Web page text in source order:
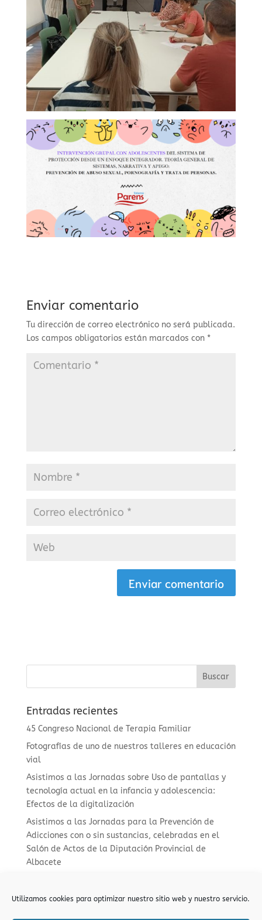
Utilizamos cookies para optimizar nuestro sitio web y nuestro servicio.
Enviar comentario
Tu dirección de correo electrónico no será publicada.
Los campos obligatorios están marcados con *
Entradas recientes
45 Congreso Nacional de Terapia Familiar
Fotografías de uno de nuestros talleres en educación
vial
Asistimos a las Jornadas sobre Uso de pantallas y
tecnología actual en la infancia y adolescencia:
Efectos de la digitalización
Asistimos a las Jornadas para la Prevención de
Adicciones con o sin sustancias, celebradas en el
Salón de Actos de la Diputación Provincial de
Albacete
a menores con medidas judiciales